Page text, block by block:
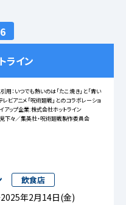
ライン
用：いつでも熱いのは「たこ焼き」と「青い
レビアニメ「呪術廻戦」とのコラボレーショ
アップ企業:株式会社ホットライン
下々／集英社・呪術廻戦製作委員会
飲食店
年2月14日(金)